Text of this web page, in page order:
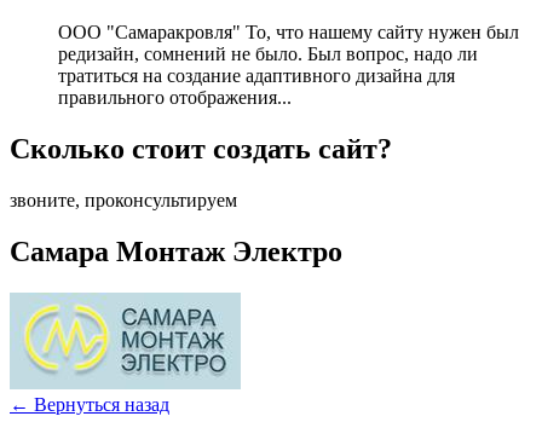
ООО "Самаракровля" То, что нашему сайту нужен был
редизайн, сомнений не было. Был вопрос, надо ли
тратиться на создание адаптивного дизайна для
правильного отображения...
Сколько стоит создать сайт?
звоните, проконсультируем
Самара Монтаж Электро
← Вернуться назад